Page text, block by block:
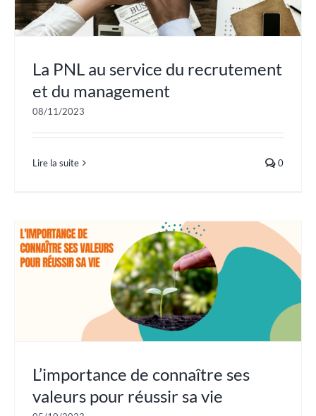
La PNL au service du recrutement
et du management
08/11/2023
Lire la suite 0
L’importance de connaître ses
valeurs pour réussir sa vie